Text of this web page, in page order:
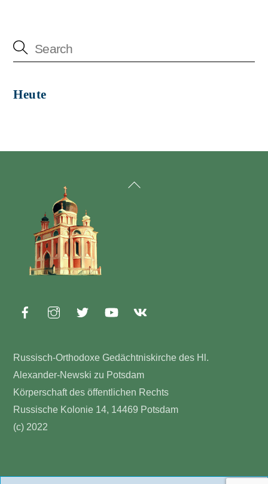
Heute
Back
Russisch-Orthodoxe Gedächtniskirche des Hl.
Alexander-Newski zu Potsdam
Körperschaft des öffentlichen Rechts
Russische Kolonie 14, 14469 Potsdam
(c) 2022